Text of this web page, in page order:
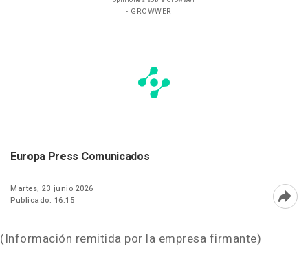
- GROWWER
Europa Press Comunicados
Martes, 23 junio 2026
Publicado: 16:15
(Información remitida por la empresa firmante)